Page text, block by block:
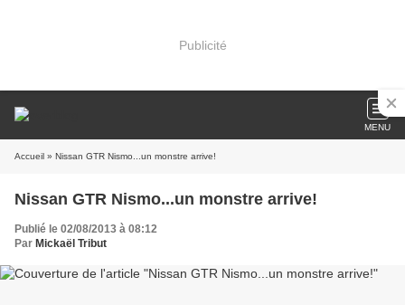
Publicité
MENU
Accueil » Nissan GTR Nismo...un monstre arrive!
Nissan GTR Nismo...un monstre arrive!
Publié le 02/08/2013 à 08:12
Par Mickaël Tribut